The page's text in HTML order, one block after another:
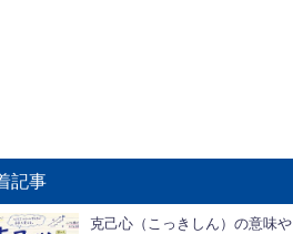
記事
克己心（こっきしん）の意味や